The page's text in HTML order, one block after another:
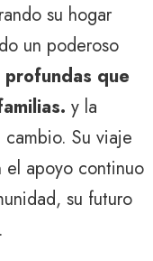
su hogar
un poderoso
profundas que
y la
Su viaje
el apoyo continuo
su futuro